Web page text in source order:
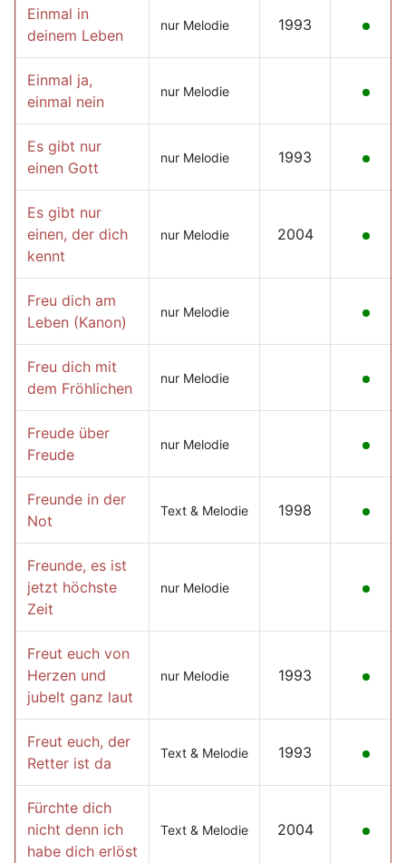
Einmal in
deinem Leben
nur Melodie 1993
Einmal ja,
einmal nein
nur Melodie
Es gibt nur
einen Gott
nur Melodie 1993
Es gibt nur
einen, der dich
kennt
nur Melodie 2004
Freu dich am
Leben (Kanon)
nur Melodie
Freu dich mit
dem Fröhlichen
nur Melodie
Freude über
Freude
nur Melodie
Freunde in der
Not
Text & Melodie 1998
Freunde, es ist
jetzt höchste
Zeit
nur Melodie
Freut euch von
Herzen und
jubelt ganz laut
nur Melodie 1993
Freut euch, der
Retter ist da
Text & Melodie 1993
Fürchte dich
nicht denn ich
habe dich erlöst
Text & Melodie 2004